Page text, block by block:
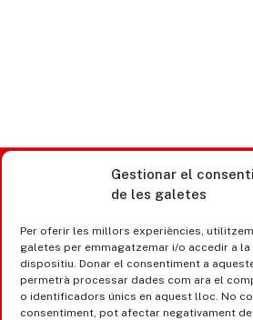
Gestionar el
de les galetes
Per oferir les millors experiències,
galetes per emmagatzemar i/o accedir a
dispositiu. Donar el consentiment a
permetrà processar dades com ara el
o identificadors únics en aquest lloc. No
consentiment, pot afectar negativament
Castell d’Aro · Platja d’Aro ·
365 www.platjadaro